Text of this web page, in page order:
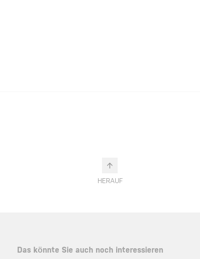
HERAUF
Das könnte Sie auch noch interessieren